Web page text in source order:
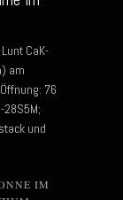
CaK-
am
76
und
IM